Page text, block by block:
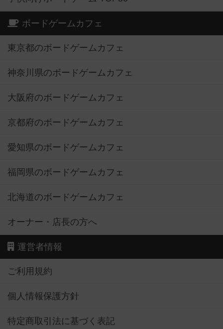
ボードゲームカフェ
東京都のボードゲームカフェ
神奈川県のボードゲームカフェ
大阪府のボードゲームカフェ
京都府のボードゲームカフェ
愛知県のボードゲームカフェ
福岡県のボードゲームカフェ
北海道のボードゲームカフェ
オーナー・店長の方へ
運営者情報
ご利用規約
個人情報保護方針
特定商取引法に基づく表記